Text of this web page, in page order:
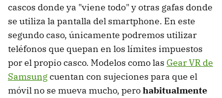
cascos donde ya "viene todo" y otras gafas donde
se utiliza la pantalla del smartphone. En este
segundo caso, únicamente podremos utilizar
teléfonos que quepan en los límites impuestos
por el propio casco. Modelos como las Gear VR de
Samsungcuentan con sujeciones para que el
móvil no se mueva mucho, perohabitualmente